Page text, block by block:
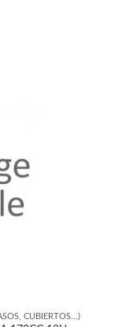
CUBIERTOS...)